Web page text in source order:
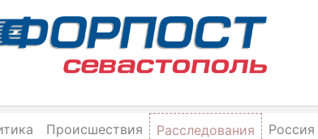
Происшествия Расследования Россия